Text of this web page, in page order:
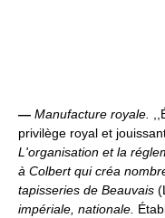
— Manufacture royale.
privilège royal et
L'organisation et la
à Colbert qui créa
tapisseries de Beauvais
impériale, nationale.